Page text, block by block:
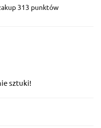
313 punktów
sztuki!